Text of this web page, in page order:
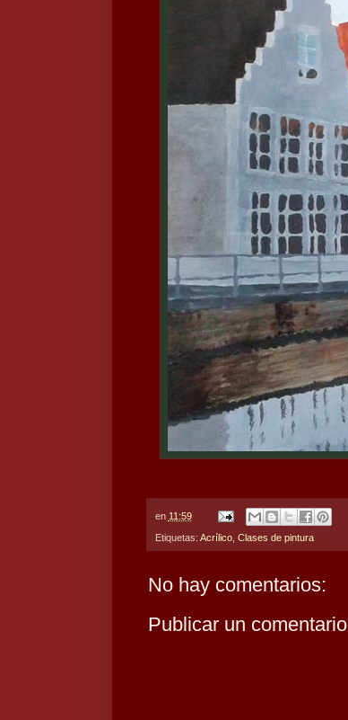
en 11:59
Etiquetas: Acrílico, Clases de pintura
No hay comentarios:
Publicar un comentario